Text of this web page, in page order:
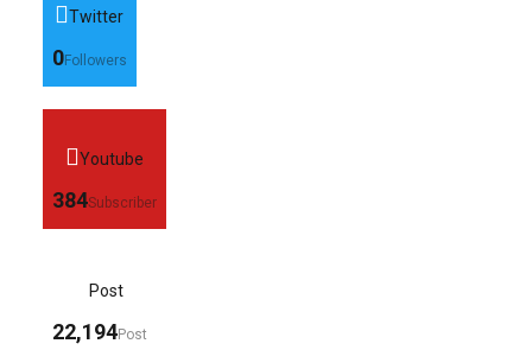
Twitter
0Followers
Youtube
384Subscriber
Post
22,194Post